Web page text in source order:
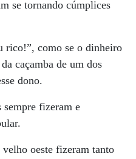
se tornando cúmplices
rico!”, como se o dinheiro
caçamba de um dos
dono.
sempre fizeram e
oeste fizeram tanto